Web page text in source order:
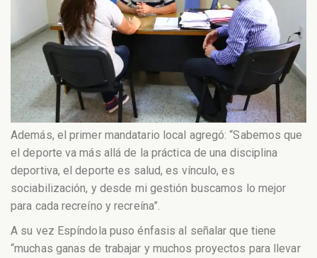
Además, el primer mandatario local agregó: “Sabemos que
el deporte va más allá de la práctica de una disciplina
deportiva, el deporte es salud, es vínculo, es
sociabilización, y desde mi gestión buscamos lo mejor
para cada recreíno y recreína”.
A su vez Espíndola puso énfasis al señalar que tiene
“muchas ganas de trabajar y muchos proyectos para llevar